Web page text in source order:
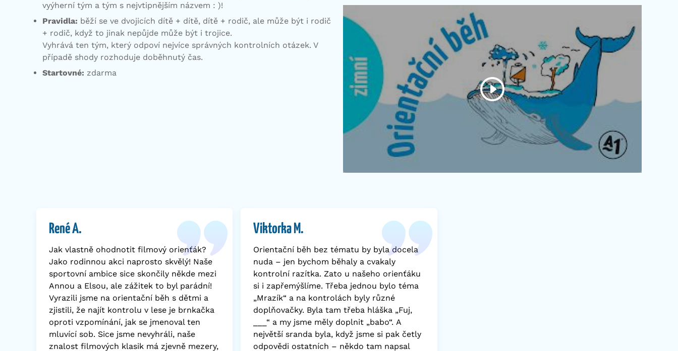
vyýherní tým a tým s nejvtipnějším názvem : )!
Pravidla: běží se ve dvojicích dítě + dítě, dítě + rodič, ale může být i rodič
+ rodič, když to jinak nepůjde může být i trojice.
Vyhrává ten tým, který odpoví nejvíce správných kontrolních otázek. V
případě shody rozhoduje doběhnutý čas.
Startovné: zdarma
René A.
Jak vlastně ohodnotit filmový orienťák?
Jako rodinnou akci naprosto skvělý! Naše
sportovní ambice sice skončily někde mezi
Annou a Elsou, ale zážitek to byl parádní!
Vyrazili jsme na orientační běh s dětmi a
zjistili, že najít kontrolu v lese je brnkačka
oproti vzpomínání, jak se jmenoval ten
mluvící sob. Sice jsme nevyhráli, naše
znalost filmových klasik má zjevně mezery,
Viktorka M.
Orientační běh bez tématu by byla docela
nuda – jen bychom běhaly a cvakaly
kontrolní razítka. Zato u našeho orienťáku
si i zapřemýšlíme. Třeba jednou bylo téma
„Mrazík“ a na kontrolách byly různé
doplňovačky. Byla tam třeba hláška „Fuj,
___“ a my jsme měly doplnit „babo“. A
největší sranda byla, když jsme si pak četly
odpovědi ostatních – někdo tam napsal